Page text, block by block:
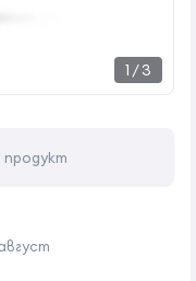
1 /3
продукт